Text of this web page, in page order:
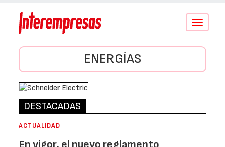
Conmutar
ENERGÍAS
DESTACADAS
ACTUALIDAD